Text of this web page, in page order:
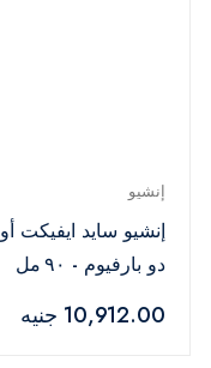
إنشيو
إنشيو سايد ايفيكت أو
دو بارفيوم - ٩٠ مل
10,912.00 جنيه